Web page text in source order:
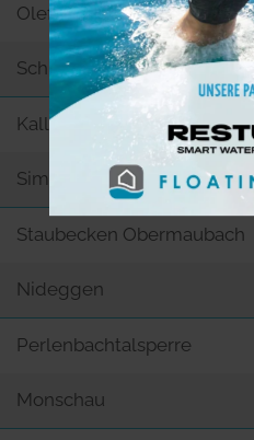
Oleftalsperre
Schleiden
Kalltalsperre
Simmerath
Staubecken Obermaubach
Nideggen
Perlenbachtalsperre
Monschau